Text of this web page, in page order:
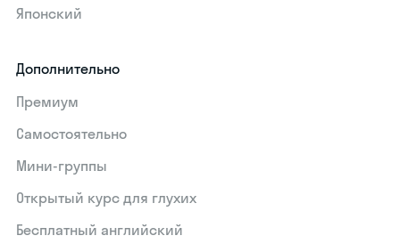
Японский
Дополнительно
Премиум
Самостоятельно
Мини-группы
Открытый курс для глухих
Бесплатный английский